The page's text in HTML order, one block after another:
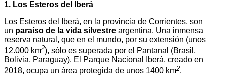
1. Los Esteros del Iberá
Los Esteros del Iberá, en la provincia de Corrientes, son
un paraíso de la vida silvestre argentina. Una inmensa
reserva natural, que en el mundo, por su extensión (unos
12.000 km2), sólo es superada por el Pantanal (Brasil,
Bolivia, Paraguay). El Parque Nacional Iberá, creado en
2018, ocupa un área protegida de unos 1400 km2.